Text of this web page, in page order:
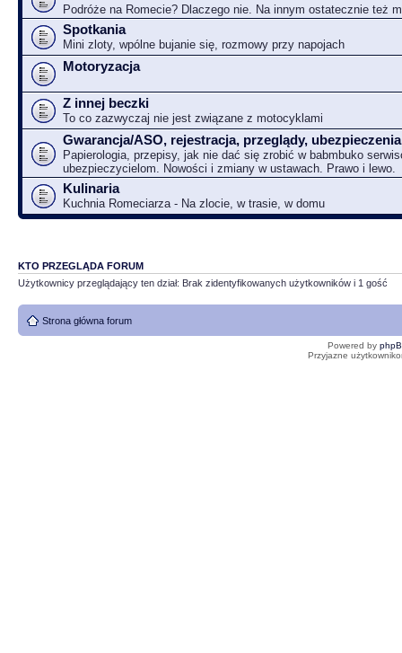
Podróże na Romecie? Dlaczego nie. Na innym ostatecznie też
Spotkania
Mini zloty, wpólne bujanie się, rozmowy przy napojach
Motoryzacja
Z innej beczki
To co zazwyczaj nie jest związane z motocyklami
Gwarancja/ASO, rejestracja, przeglądy,
Papierologia, przepisy, jak nie dać się zrobić w babmbuko
ubezpieczycielom. Nowości i zmiany w ustawach. Prawo i lewo.
Kulinaria
Kuchnia Romeciarza - Na zlocie, w trasie, w domu
KTO PRZEGLĄDA FORUM
Użytkownicy przeglądający ten dział: Brak zidentyfikowanych użytkowników i 1 gość
Strona główna forum
Powered by
Przyjazne